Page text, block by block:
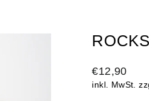
Normaler
Preis
€12,90
inkl. MwSt.